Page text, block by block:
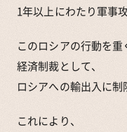
1年以上にわたり軍事
このロシアの行動を重
経済制裁として、
ロシアへの輸出入に制
これにより、